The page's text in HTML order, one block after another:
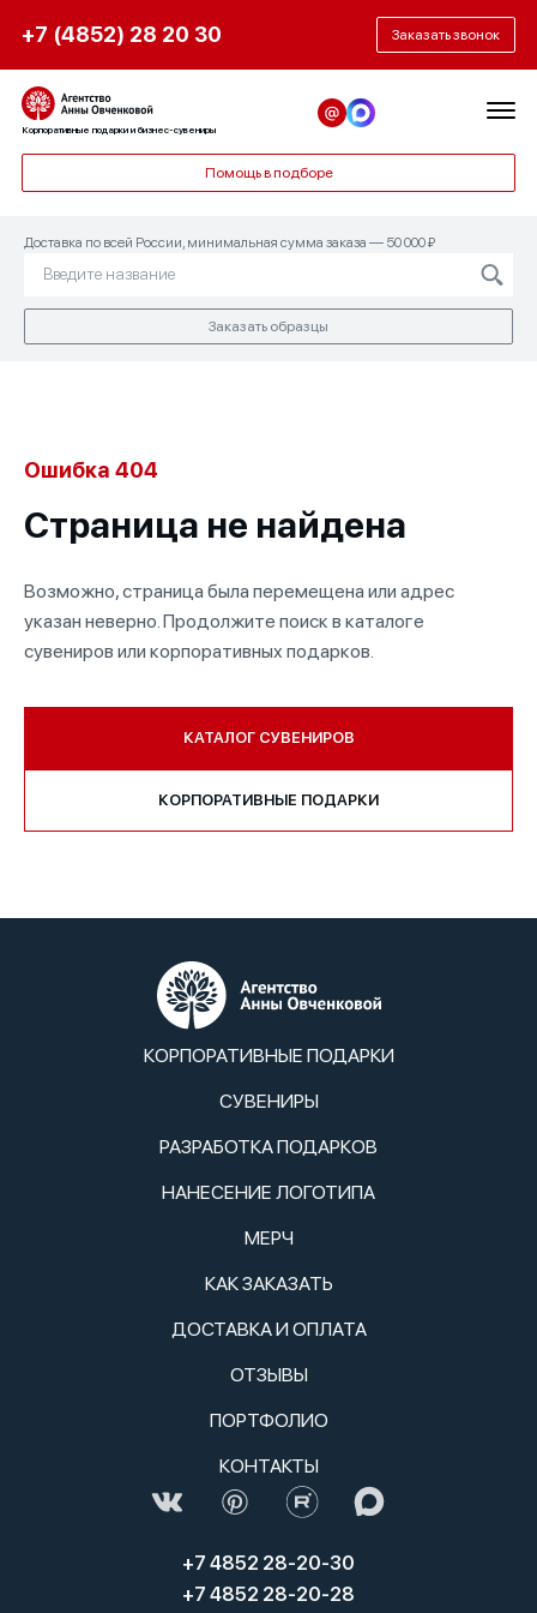
+7 (4852) 28 20 30 Заказать звонок
Корпоративные подарки и бизнес-сувениры
Помощь в подборе
Доставка по всей России, минимальная сумма заказа — 50 000 ₽
Заказать образцы
Ошибка 404
Страница не найдена
Возможно, страница была перемещена или адрес
указан неверно. Продолжите поиск в каталоге
сувениров или корпоративных подарков.
КАТАЛОГ СУВЕНИРОВ
КОРПОРАТИВНЫЕ ПОДАРКИ
КОРПОРАТИВНЫЕ ПОДАРКИ
СУВЕНИРЫ
РАЗРАБОТКА ПОДАРКОВ
НАНЕСЕНИЕ ЛОГОТИПА
МЕРЧ
КАК ЗАКАЗАТЬ
ДОСТАВКА И ОПЛАТА
ОТЗЫВЫ
ПОРТФОЛИО
КОНТАКТЫ
+7 4852 28-20-30
+7 4852 28-20-28